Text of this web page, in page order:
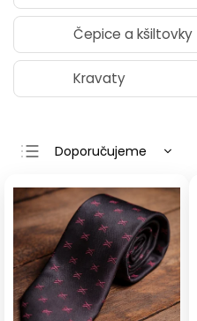
Čepice a kšiltovky
Kravaty
Doporučujeme
Nejdražší
Nejprodávanější
Abecedně